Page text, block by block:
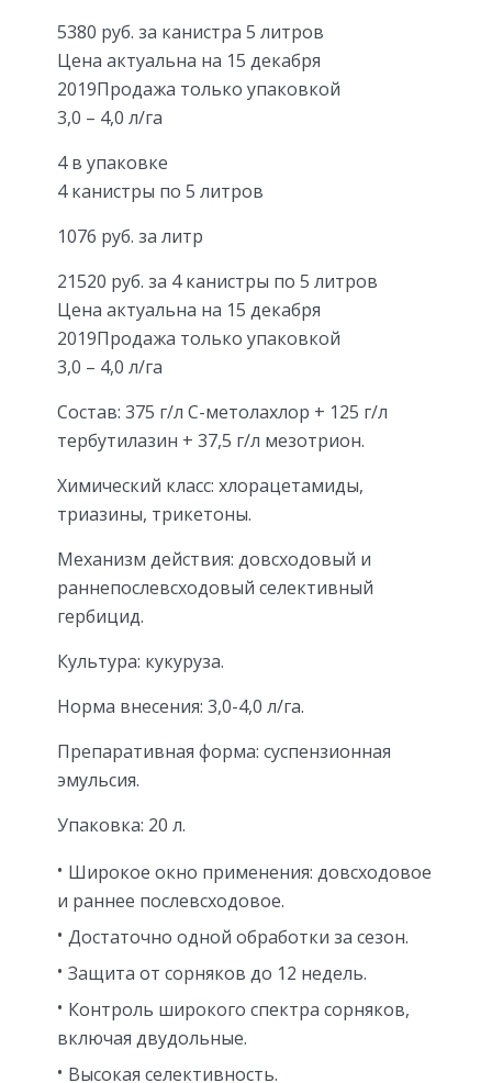
5380 руб. за канистра 5 литров
Цена актуальна на 15 декабря
2019Продажа только упаковкой
3,0 – 4,0 л/га
4 в упаковке
4 канистры по 5 литров
1076 руб. за литр
21520 руб. за 4 канистры по 5 литров
Цена актуальна на 15 декабря
2019Продажа только упаковкой
3,0 – 4,0 л/га
Состав: 375 г/л С-метолахлор + 125 г/л
тербутилазин + 37,5 г/л мезотрион.
Химический класс: хлорацетамиды,
триазины, трикетоны.
Механизм действия: довсходовый и
раннепослевсходовый селективный
гербицид.
Культура: кукуруза.
Норма внесения: 3,0-4,0 л/га.
Препаративная форма: суспензионная
эмульсия.
Упаковка: 20 л.
Широкое окно применения: довсходовое
и раннее послевсходовое.
Достаточно одной обработки за сезон.
Защита от сорняков до 12 недель.
Контроль широкого спектра сорняков,
включая двудольные.
Высокая селективность.